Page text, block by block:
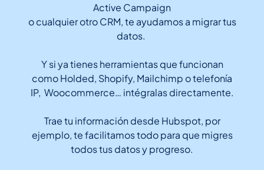
Active Campaign
o cualquier otro CRM, te ayudamos a migrar tus
datos.
Y si ya tienes herramientas que funcionan
comoHolded, Shopify, Mailchimp o telefonía
IP, Woocommerce… intégralas directamente.
Trae tu información desde Hubspot, por
ejemplo,te facilitamos todo para que migres
todos tus datos y progreso.